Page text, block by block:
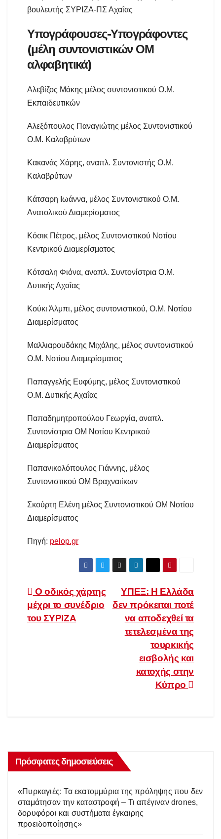
βουλευτής ΣΥΡΙΖΑ-ΠΣ Αχαΐας
Υπογράφουσες-Υπογράφοντες
(μέλη συντονιστικών ΟΜ
αλφαβητικά)
Αλεβίζος Μάκης μέλος συντονιστικού Ο.Μ.
Εκπαιδευτικών
Αλεξόπουλος Παναγιώτης μέλος Συντονιστικού
Ο.Μ. Καλαβρύτων
Κακανάς Χάρης, αναπλ. Συντονιστής Ο.Μ.
Καλαβρύτων
Κάτσαρη Ιωάννα, μέλος Συντονιστικού Ο.Μ.
Ανατολικού Διαμερίσματος
Κόσικ Πέτρος, μέλος Συντονιστικού Νοτίου
Κεντρικού Διαμερίσματος
Κότσαλη Φιόνα, αναπλ. Συντονίστρια Ο.Μ.
Δυτικής Αχαΐας
Κούκι Άλμπι, μέλος συντονιστικού, Ο.Μ. Νοτίου
Διαμερίσματος
Μαλλιαρουδάκης Μιχάλης, μέλος συντονιστικού
Ο.Μ. Νοτίου Διαμερίσματος
Παπαγγελής Ευφύμης, μέλος Συντονιστικού
Ο.Μ. Δυτικής Αχαΐας
Παπαδημητροπούλου Γεωργία, αναπλ.
Συντονίστρια ΟΜ Νοτίου Κεντρικού
Διαμερίσματος
Παπανικολόπουλος Γιάννης, μέλος
Συντονιστικού ΟΜ Βραχναιίκων
Σκούρτη Ελένη μέλος Συντονιστικού ΟΜ Νοτίου
Διαμερίσματος
Πηγή: pelop.gr
Πλοήγηση
άρθρων
ΥΠΕΞ: Η Ελλάδα
δεν πρόκειται ποτέ
να αποδεχθεί τα
τετελεσμένα της
τουρκικής
εισβολής και
κατοχής στην
Κύπρο
Ο οδικός χάρτης
μέχρι το συνέδριο
του ΣΥΡΙΖΑ
Πρόσφατες δημοσιεύσεις
«Πυρκαγιές: Τα εκατομμύρια της πρόληψης που δεν
σταμάτησαν την καταστροφή – Τι απέγιναν drones,
δορυφόροι και συστήματα έγκαιρης
προειδοποίησης»